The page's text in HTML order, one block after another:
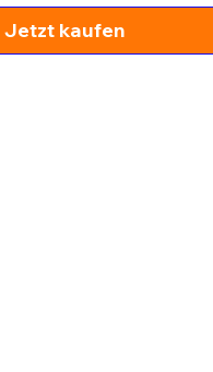
Jetzt kaufen